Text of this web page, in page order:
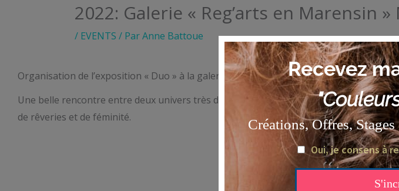
2022: Galerie « Reg’arts en Marensin
/ EVENTS / ParAnne Battoue
Organisation de l’exposition « Duo » à la galerie « Reg’arts en marensin » de Molets-et-
Une belle rencontre entre deux univers très différents tant par les couleurs que le
de rêveries et de féminité.